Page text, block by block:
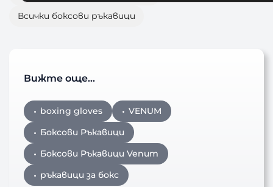
Всички боксови ръкавици
Вижте още…
boxing gloves
VENUM
Боксови Ръкавици
Боксови Ръкавици Venum
ръкавици за бокс